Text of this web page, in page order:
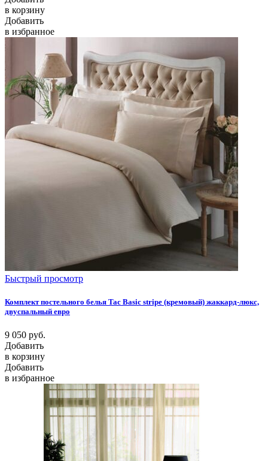
в корзину
Добавить
в избранное
Быстрый просмотр
Комплект постельного белья Tac Basic stripe (кремовый) жаккард-люкс,
двуспальный евро
9 050 руб.
Добавить
в корзину
Добавить
в избранное